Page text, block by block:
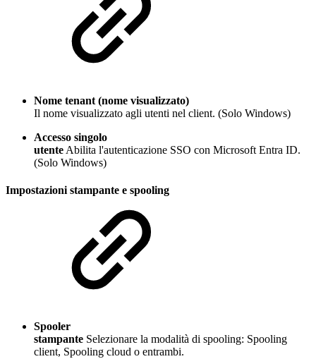
Nome tenant (nome visualizzato)
Il nome visualizzato agli utenti nel client. (Solo Windows)
Accesso singolo
utente Abilita l'autenticazione SSO con Microsoft Entra ID.
(Solo Windows)
Impostazioni stampante e spooling
Spooler
stampante Selezionare la modalità di spooling: Spooling
client, Spooling cloud o entrambi.